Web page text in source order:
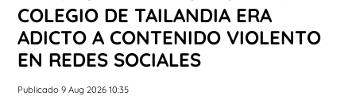
COLEGIO DE TAILANDIA ERA
ADICTO A CONTENIDO VIOLENTO
EN REDES SOCIALES
Publicado 9 Aug 2026 10:35